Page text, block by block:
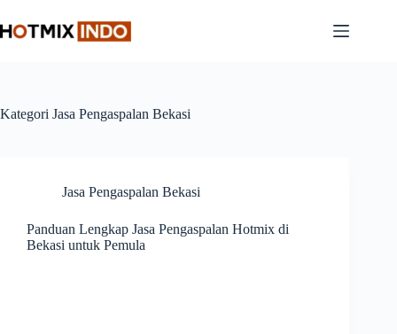
to
content
Kategori Jasa Pengaspalan Bekasi
Jasa Pengaspalan Bekasi
Panduan Lengkap Jasa Pengaspalan Hotmix di
Bekasi untuk Pemula